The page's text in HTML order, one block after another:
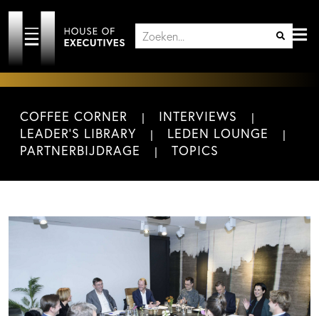
COFFEE CORNER
INTERVIEWS
LEADER'S LIBRARY
LEDEN LOUNGE
PARTNERBIJDRAGE
TOPICS